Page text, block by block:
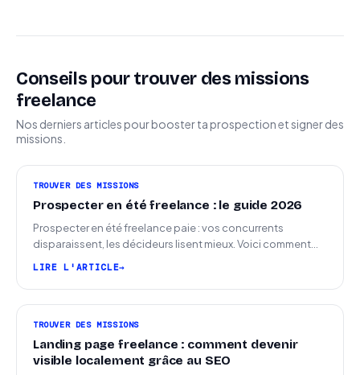
Conseils pour trouver des missions
freelance
Nos derniers articles pour booster ta prospection et signer des
missions.
TROUVER DES MISSIONS
Prospecter en été freelance : le guide 2026
Prospecter en été freelance paie : vos concurrents
disparaissent, les décideurs lisent mieux. Voici comment
LIRE L'ARTICLE
TROUVER DES MISSIONS
Landing page freelance : comment devenir
visible localement grâce au SEO